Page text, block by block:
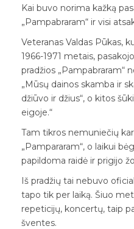
Kai buvo norima kažką
„Pampabraram“ ir visi
Veteranas Valdas Pūkas,
1966-1971 metais,
pradžios „Pampabraram“
„Mūsų dainos skamba ir
džiūvo ir džius“, o kitos
eigoje.“
Tam tikros nemuniečių
„Pampararam“, o laikui
papildoma raidė ir prigijo
Iš pradžių tai nebuvo
tapo tik per laiką. Šiuo
repeticijų, koncertų, taip
šventes.